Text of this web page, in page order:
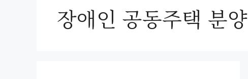
장애인 공동주택 분양